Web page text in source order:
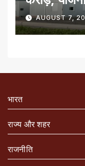
पहला राज्य
AUGUST 7,
भारत
राज्य और शहर
राजनीति